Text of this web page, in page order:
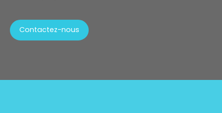
Contactez-nous